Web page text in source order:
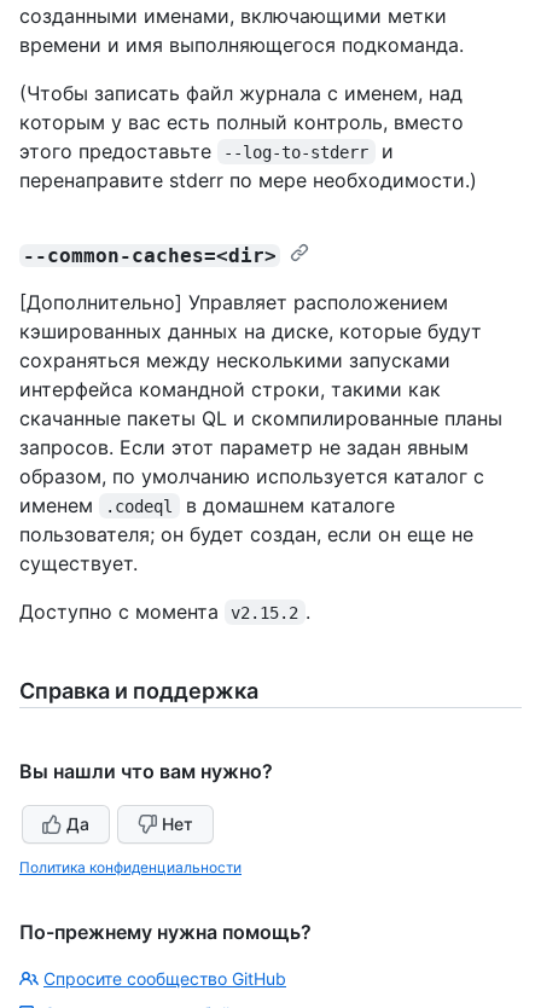
созданными именами, включающими метки
времени и имя выполняющегося подкоманда.
(Чтобы записать файл журнала с именем, над
которым у вас есть полный контроль, вместо
этого предоставьте
--log-to-stderr
и
перенаправите stderr по мере необходимости.)
--common-caches=<dir>
[Дополнительно] Управляет расположением
кэшированных данных на диске, которые будут
сохраняться между несколькими запусками
интерфейса командной строки, такими как
скачанные пакеты QL и скомпилированные планы
запросов. Если этот параметр не задан явным
образом, по умолчанию используется каталог с
именем
.codeql
в домашнем каталоге
пользователя; он будет создан, если он еще не
существует.
Доступно с момента
v2.15.2 .
Справка и поддержка
Вы нашли что вам нужно?
Да Нет
Политика конфиденциальности
По-прежнему нужна помощь?
Спросите сообщество GitHub